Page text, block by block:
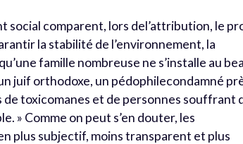
social comparent, lors del’attribution, le
la stabilité de l’environnement, la
famille nombreuse ne s’installe au
juif orthodoxe, un pédophilecondamné
toxicomanes et de personnes souffrant
» Comme on peut s’en douter, les
plus subjectif, moins transparent et plus